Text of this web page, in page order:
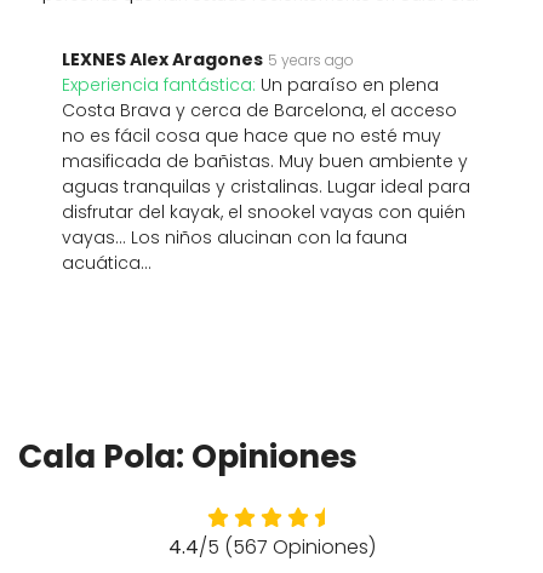
LEXNES Alex Aragones 5 years ago
Experiencia fantástica: Un paraíso en plena
Costa Brava y cerca de Barcelona, el acceso
no es fácil cosa que hace que no esté muy
masificada de bañistas. Muy buen ambiente y
aguas tranquilas y cristalinas. Lugar ideal para
disfrutar del kayak, el snookel vayas con quién
vayas... Los niños alucinan con la fauna
acuática...
Cala Pola: Opiniones
4.4/5 (567 Opiniones)